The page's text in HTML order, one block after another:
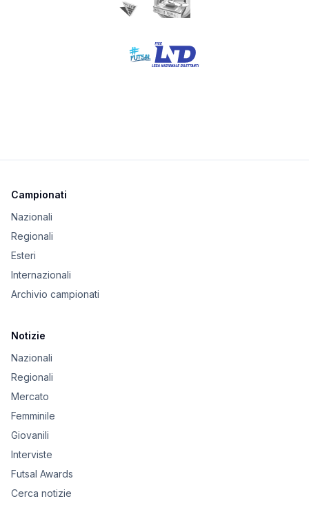
Campionati
Nazionali
Regionali
Esteri
Internazionali
Archivio campionati
Notizie
Nazionali
Regionali
Mercato
Femminile
Giovanili
Interviste
Futsal Awards
Cerca notizie